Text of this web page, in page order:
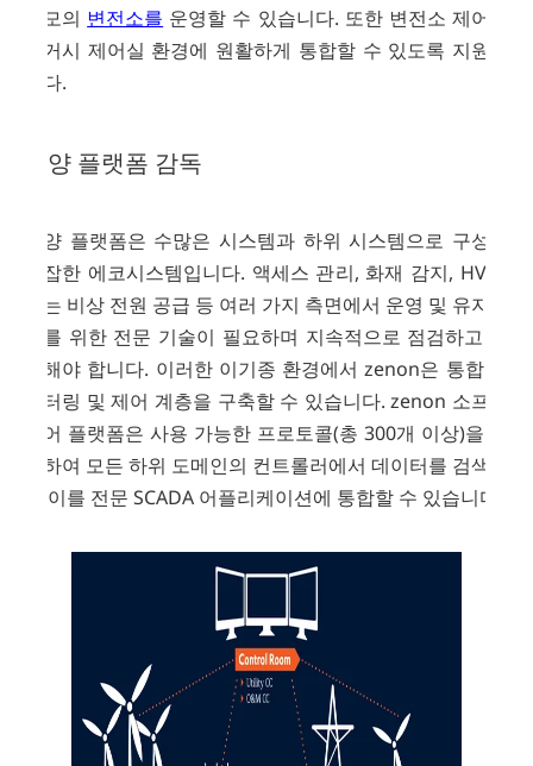
규모의 변전소를 운영할 수 있습니다. 또한 변전소 제어를
레거시 제어실 환경에 원활하게 통합할 수 있도록 지원합
니다.
해양 플랫폼 감독
해양 플랫폼은 수많은 시스템과 하위 시스템으로 구성된
복잡한 에코시스템입니다. 액세스 관리, 화재 감지, HVAC
또는 비상 전원 공급 등 여러 가지 측면에서 운영 및 유지보
수를 위한 전문 기술이 필요하며 지속적으로 점검하고 관
찰해야 합니다. 이러한 이기종 환경에서 zenon은 통합 모
니터링 및 제어 계층을 구축할 수 있습니다. zenon 소프트
웨어 플랫폼은 사용 가능한 프로토콜(총 300개 이상)을 활
용하여 모든 하위 도메인의 컨트롤러에서 데이터를 검색하
고 이를 전문 SCADA 어플리케이션에 통합할 수 있습니다.